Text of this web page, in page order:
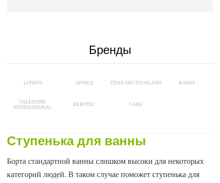
Бренды
LONDVI АРМЕД TITAN DEUTSCHLAND BARRY
VALENTINE
INTERNATIONAL
REBOTEC CARE
Ступенька для ванны
Борта стандартной ванны слишком высоки для некоторых
категорий людей. В таком случае поможет ступенька для